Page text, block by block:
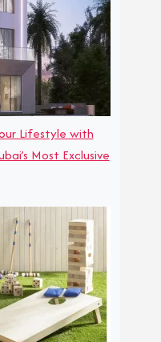
Lifestyle with
Most Exclusive